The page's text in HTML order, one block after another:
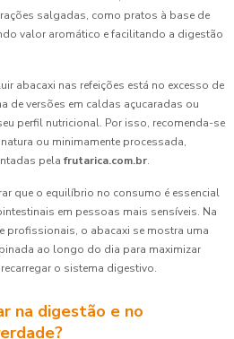
salgadas, como pratos à base de
valor aromático e facilitando a digestão
abacaxi nas refeições está no excesso de
de versões em caldas açucaradas ou
perfil nutricional. Por isso, recomenda-se
ou minimamente processada,
pela frutarica.com.br.
que o equilíbrio no consumo é essencial
em pessoas mais sensíveis. Na
profissionais, o abacaxi se mostra uma
ao longo do dia para maximizar
o sistema digestivo.
na digestão e no